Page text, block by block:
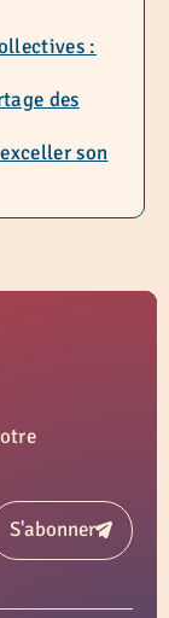
:
des
son
S'abonnerSoumettre